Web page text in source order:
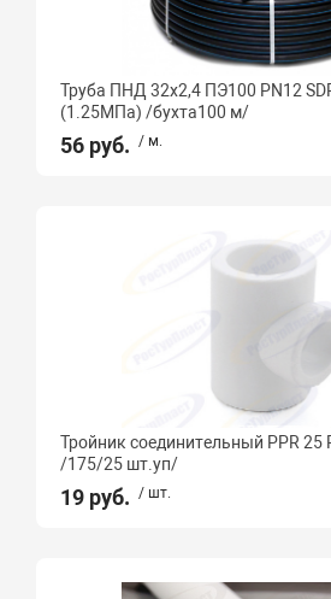
Труба ПНД 32х2,4 ПЭ100 PN12
(1.25МПа) /бухта100 м/
56 руб. / м.
Тройник соединительный PPR 25
/175/25 шт.уп/
19 руб. / шт.